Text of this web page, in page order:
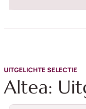
UITGELICHTE SELECTIE
Altea: